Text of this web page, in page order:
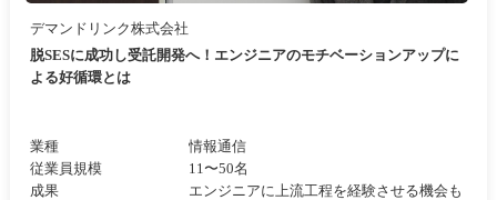
デマンドリンク株式会社
脱SESに成功し受託開発へ！エンジニアのモチベーションアップに
よる好循環とは
業種
情報通信
従業員規模
11〜50名
成果
エンジニアに上流工程を経験させる機会も